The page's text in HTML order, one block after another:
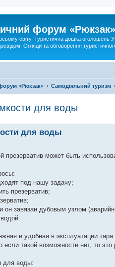
форум «Рюкзак»
світу. Туристична дошка оголошень
Огляди та обговорення
«Рюкзак» Самодіяльний туризм
для воды
для воды
может быть
под нашу задачу;
презерватив;
он завязан дубовым узлом
и удобная в эксплуатации
такой возможности нет, то
для воды: